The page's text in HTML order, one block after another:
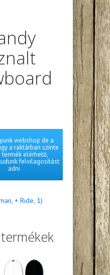
99,000 Ft.webshop de a
a raktárban szinte
termék elérhető,
felvilagosítást
adni
, + Ride, 1)